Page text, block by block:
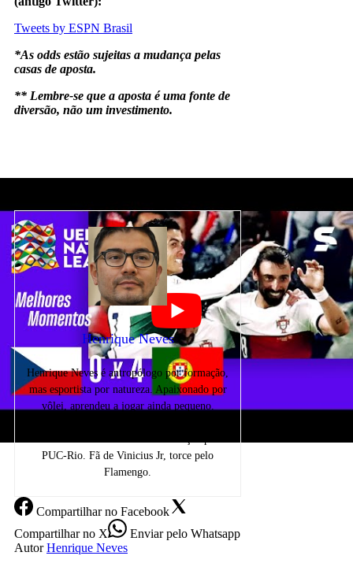
Tweets by ESPN Brasil
*As odds estão sujeitas a mudança pelas
casas de aposta.
** Lembre-se que a aposta é uma fonte de
diversão, não um investimento.
Henrique Neves
Henrique Neves é antropólogo por formação,
mas esportista por natureza. Apaixonado por
vôlei, aprendeu a jogar ainda pequeno.
PUC-Rio. Fã de Vinicius Jr, torce pelo
Flamengo.
Compartilharno Facebook
Compartilharno X Enviarpelo Whatsapp
Autor Henrique Neves